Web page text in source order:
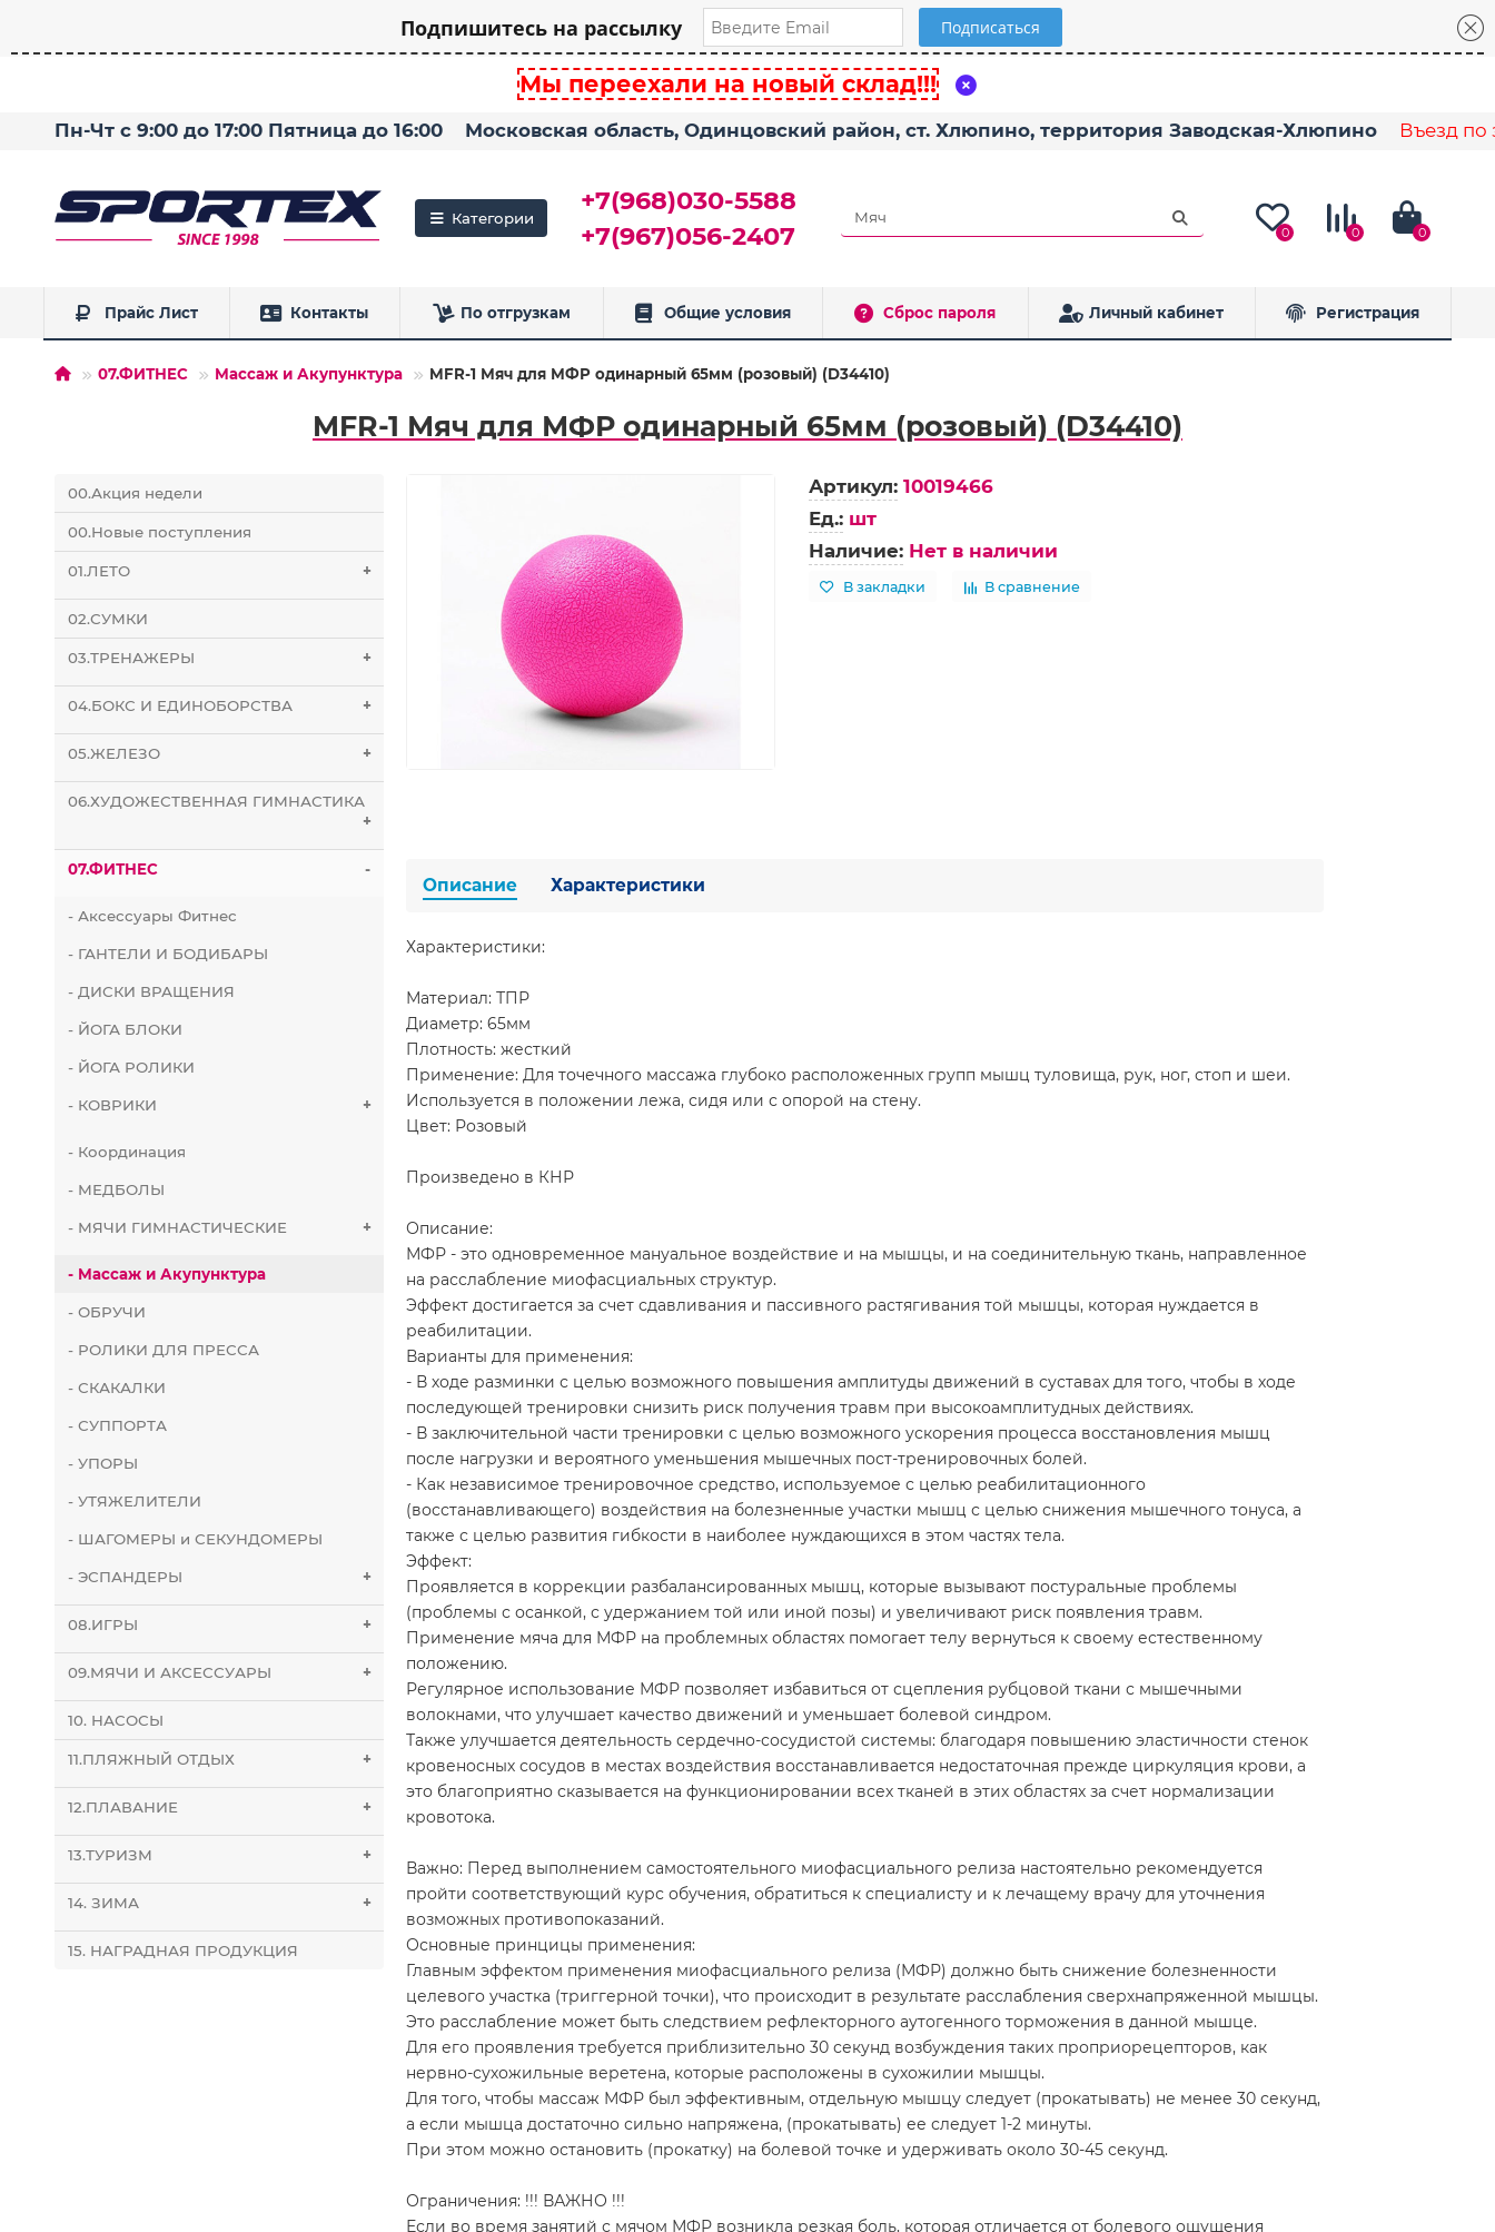
Подпишитесь на рассылку
Мы переехали на новый склад!!!
Пн-Чт с 9:00 до 17:00 Пятница до 16:00 Московская область, Одинцовский район, ст. Хлюпино, территория Заводская-Хлюпино Въезд по
Категории
+7(968)030-5588
+7(967)056-2407
0 0 0
Прайс Лист Контакты По отгрузкам Общие условия Сброс пароля Личный кабинет Регистрация
07.ФИТНЕС Массаж и Акупунктура MFR-1 Мяч для МФР одинарный 65мм (розовый) (D34410)
MFR-1 Мяч для МФР одинарный 65мм (розовый) (D34410)
00.Акция недели
00.Новые поступления
01.ЛЕТО +
02.СУМКИ
03.ТРЕНАЖЕРЫ +
04.БОКС И ЕДИНОБОРСТВА +
05.ЖЕЛЕЗО +
06.ХУДОЖЕСТВЕННАЯ ГИМНАСТИКА
+
07.ФИТНЕС -
- Аксессуары Фитнес
- ГАНТЕЛИ И БОДИБАРЫ
- ДИСКИ ВРАЩЕНИЯ
- ЙОГА БЛОКИ
- ЙОГА РОЛИКИ
- КОВРИКИ +
- Координация
- МЕДБОЛЫ
- МЯЧИ ГИМНАСТИЧЕСКИЕ +
- Массаж и Акупунктура
- ОБРУЧИ
- РОЛИКИ ДЛЯ ПРЕССА
- СКАКАЛКИ
- СУППОРТА
- УПОРЫ
- УТЯЖЕЛИТЕЛИ
- ШАГОМЕРЫ и СЕКУНДОМЕРЫ
- ЭСПАНДЕРЫ +
08.ИГРЫ +
09.МЯЧИ И АКСЕССУАРЫ +
10. НАСОСЫ
11.ПЛЯЖНЫЙ ОТДЫХ +
12.ПЛАВАНИЕ +
13.ТУРИЗМ +
14. ЗИМА +
15. НАГРАДНАЯ ПРОДУКЦИЯ
Артикул: 10019466
Ед.: шт
Наличие: Нет в наличии
В закладки В сравнение
Описание Характеристики
Характеристики:
Материал: ТПР
Диаметр: 65мм
Плотность: жесткий
Применение: Для точечного массажа глубоко расположенных групп мышц туловища, рук, ног, стоп и шеи.
Используется в положении лежа, сидя или с опорой на стену.
Цвет: Розовый
Произведено в КНР
Описание:
МФР - это одновременное мануальное воздействие и на мышцы, и на соединительную ткань, направленное
на расслабление миофасциальных структур.
Эффект достигается за счет сдавливания и пассивного растягивания той мышцы, которая нуждается в
реабилитации.
Варианты для применения:
- В ходе разминки с целью возможного повышения амплитуды движений в суставах для того, чтобы в ходе
последующей тренировки снизить риск получения травм при высокоамплитудных действиях.
- В заключительной части тренировки с целью возможного ускорения процесса восстановления мышц
после нагрузки и вероятного уменьшения мышечных пост-тренировочных болей.
- Как независимое тренировочное средство, используемое с целью реабилитационного
(восстанавливающего) воздействия на болезненные участки мышц с целью снижения мышечного тонуса, а
также с целью развития гибкости в наиболее нуждающихся в этом частях тела.
Эффект:
Проявляется в коррекции разбалансированных мышц, которые вызывают постуральные проблемы
(проблемы с осанкой, с удержанием той или иной позы) и увеличивают риск появления травм.
Применение мяча для МФР на проблемных областях помогает телу вернуться к своему естественному
положению.
Регулярное использование МФР позволяет избавиться от сцепления рубцовой ткани с мышечными
волокнами, что улучшает качество движений и уменьшает болевой синдром.
Также улучшается деятельность сердечно-сосудистой системы: благодаря повышению эластичности стенок
кровеносных сосудов в местах воздействия восстанавливается недостаточная прежде циркуляция крови, а
это благоприятно сказывается на функционировании всех тканей в этих областях за счет нормализации
кровотока.
Важно: Перед выполнением самостоятельного миофасциального релиза настоятельно рекомендуется
пройти соответствующий курс обучения, обратиться к специалисту и к лечащему врачу для уточнения
возможных противопоказаний.
Основные принцицы применения:
Главным эффектом применения миофасциального релиза (МФР) должно быть снижение болезненности
целевого участка (триггерной точки), что происходит в результате расслабления сверхнапряженной мышцы.
Это расслабление может быть следствием рефлекторного аутогенного торможения в данной мышце.
Для его проявления требуется приблизительно 30 секунд возбуждения таких проприорецепторов, как
нервно-сухожильные веретена, которые расположены в сухожилии мышцы.
Для того, чтобы массаж МФР был эффективным, отдельную мышцу следует (прокатывать) не менее 30 секунд,
а если мышца достаточно сильно напряжена, (прокатывать) ее следует 1-2 минуты.
При этом можно остановить (прокатку) на болевой точке и удерживать около 30-45 секунд.
Ограничения: !!! ВАЖНО !!!
Если во время занятий с мячом МФР возникла резкая боль, которая отличается от болевого ощущения